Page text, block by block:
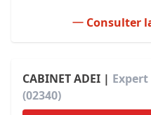
Consulter
CABINET ADEI | Expert
(02340)